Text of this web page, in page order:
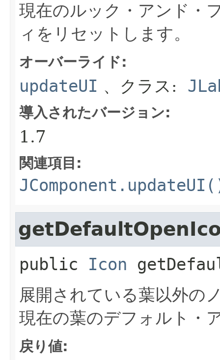
現在のルック・アンド・
ィをリセットします。
オーバーライド:
updateUI 、クラス:
導入されたバージョン:
1.7
関連項目:
public Icon
展開されている葉以外の
現在の葉のデフォルト・
戻り値: